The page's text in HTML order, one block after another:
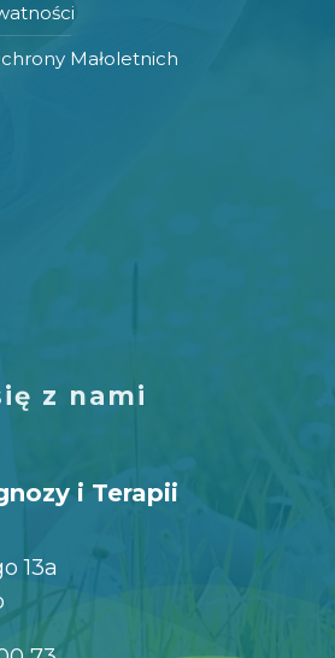
Małoletnich
z nami
i Terapii
13a